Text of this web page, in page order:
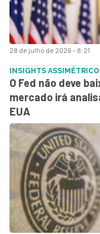
28 de julho de 2026 - 8:21
INSIGHTS
O Fed não deve
mercado irá
EUA